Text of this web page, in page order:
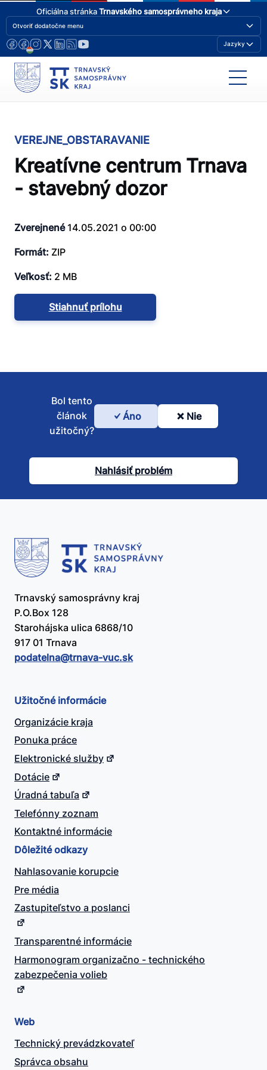
Oficiálna stránkaTrnavského samosprávneho kraja
Otvoriť dodatočne menu
Jazyky
VEREJNE_OBSTARAVANIE
Kreatívne centrum Trnava
- stavebný dozor
Zverejnené14.05.2021 o 00:00
Formát: ZIP
Veľkosť: 2 MB
Stiahnuť prílohu
Bol
článok
užitočný?
Bol tento
článok
užitočný?
Áno Nie
Nahlásiť problém
Trnavský samosprávny kraj
P.O.Box 128
Starohájska ulica 6868/10
917 01 Trnava
podatelna@​trnava-vuc.sk
Užitočné informácie
Organizácie kraja
Ponuka práce
Elektronické služby
Dotácie
Úradná tabuľa
Telefónny zoznam
Kontaktné informácie
Dôležité odkazy
Nahlasovanie korupcie
Pre média
Zastupiteľstvo a poslanci
Transparentné informácie
Harmonogram organizačno - technického
zabezpečenia volieb
Web
Technický prevádzkovateľ
Správca obsahu